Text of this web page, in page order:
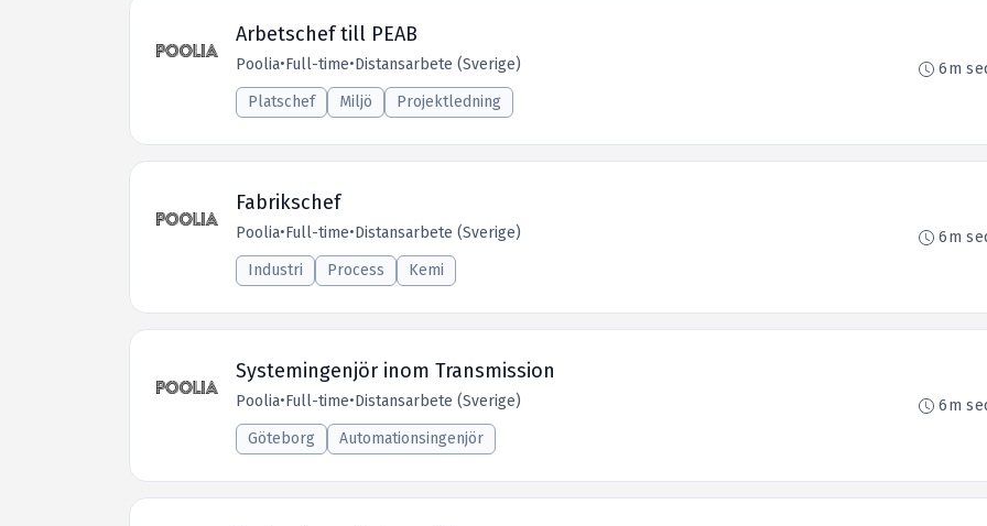
Arbetschef till PEAB
Poolia•Full-time•Distansarbete (Sverige)
Platschef
Miljö Projektledning
6m
Fabrikschef
Poolia•Full-time•Distansarbete (Sverige)
Industri
Process Kemi
6m
Systemingenjör inom Transmission
Poolia•Full-time•Distansarbete (Sverige)
Göteborg
Automationsingenjör
6m